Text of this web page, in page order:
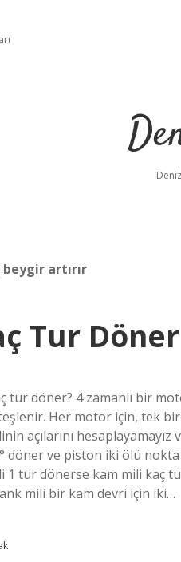
artırır
Tur Döner
tur döner? 4 zamanlı bir
Her motor için, tek
açılarını
döner ve piston iki ölü
1 tur dönerse kam mili
mili bir kam devri için iki…